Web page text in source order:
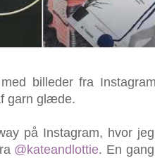
billeder fra
garn glæde.
på Instagram, hvor
@kateandlottie. En